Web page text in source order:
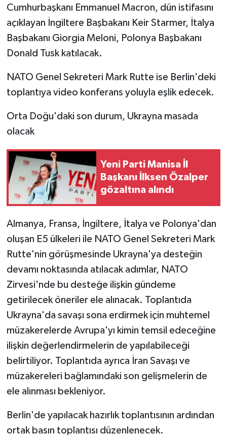
Cumhurbaşkanı Emmanuel Macron, dün istifasını
açıklayan İngiltere Başbakanı Keir Starmer, İtalya
Başbakanı Giorgia Meloni, Polonya Başbakanı
Donald Tusk katılacak.
NATO Genel Sekreteri Mark Rutte ise Berlin'deki
toplantıya video konferans yoluyla eşlik edecek.
Orta Doğu'daki son durum, Ukrayna masada
olacak
Yeni Parti Manisa İl
Başkanı İlksen Özalper
gözaltına alındı
Almanya, Fransa, İngiltere, İtalya ve Polonya'dan
oluşan E5 ülkeleri ile NATO Genel Sekreteri Mark
Rutte'nin görüşmesinde Ukrayna'ya desteğin
devamı noktasında atılacak adımlar, NATO
Zirvesi'nde bu desteğe ilişkin gündeme
getirilecek öneriler ele alınacak. Toplantıda
Ukrayna'da savaşı sona erdirmek için muhtemel
müzakerelerde Avrupa'yı kimin temsil edeceğine
ilişkin değerlendirmelerin de yapılabileceği
belirtiliyor. Toplantıda ayrıca İran Savaşı ve
müzakereleri bağlamındaki son gelişmelerin de
ele alınması bekleniyor.
Berlin'de yapılacak hazırlık toplantısının ardından
ortak basın toplantısı düzenlenecek.